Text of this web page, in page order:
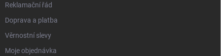
Reklamační řád
Doprava a platba
Věrnostní slevy
Moje objednávka